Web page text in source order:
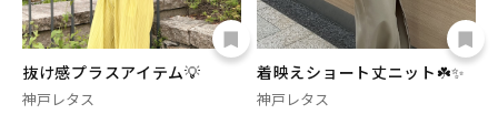
抜け感プラスアイテム💡
神戸レタス
着映えショート丈ニット☘️✨
神戸レタス